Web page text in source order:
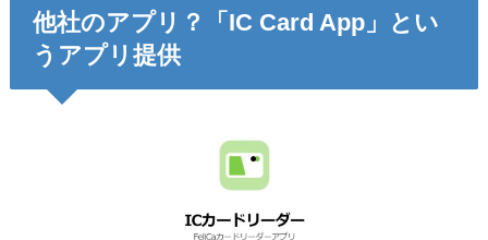
他社のアプリ？「 IC Card App」とい
うアプリ提供